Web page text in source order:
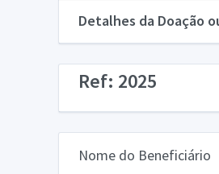
Detalhes da Doação
Ref: 2025
Nome do Beneficiário